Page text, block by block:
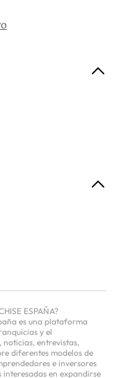
ESPAÑA?
es una plataforma
y el
entrevistas,
diferentes modelos de
e inversores
en expandirse